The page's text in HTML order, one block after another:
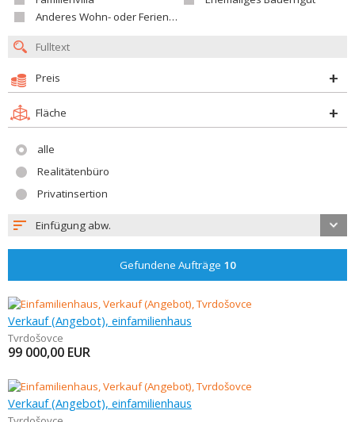
Anderes Wohn- oder Ferienobjekt
Preis
Fläche
alle
Realitätenbüro
Privatinsertion
Einfügung abw.
Gefundene Aufträge 10
Verkauf (Angebot), einfamilienhaus
Tvrdošovce
99 000,00 EUR
Verkauf (Angebot), einfamilienhaus